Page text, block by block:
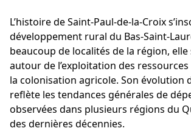
L’histoire de Saint-Paul-de-la-Croix
développement rural du Bas-Saint-
beaucoup de localités de la région, elle
autour de l’exploitation des
la colonisation agricole. Son évolution
reflète les tendances générales de
observées dans plusieurs régions du
des dernières décennies.